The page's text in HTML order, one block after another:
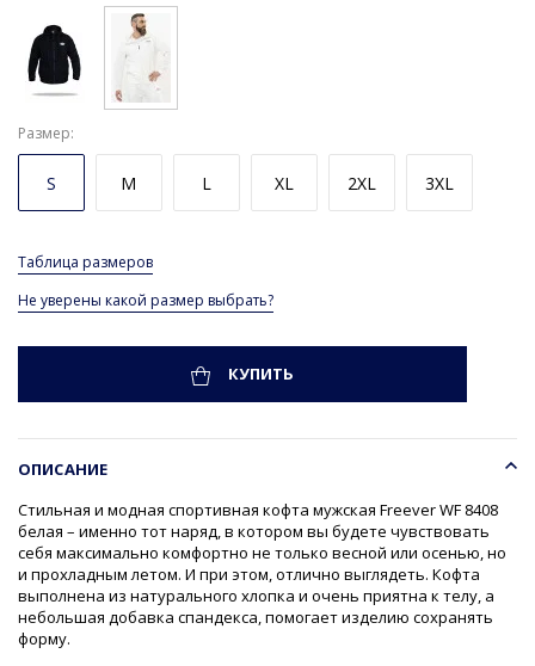
Размер
S M L XL 2XL 3XL
Таблица размеров
Не уверены какой размер выбрать?
КУПИТЬ
ОПИСАНИЕ
Стильная и модная спортивная кофта мужская Freever WF 8408
белая – именно тот наряд, в котором вы будете чувствовать
себя максимально комфортно не только весной или осенью, но
и прохладным летом. И при этом, отлично выглядеть. Кофта
выполнена из натурального хлопка и очень приятна к телу, а
небольшая добавка спандекса, помогает изделию сохранять
форму.